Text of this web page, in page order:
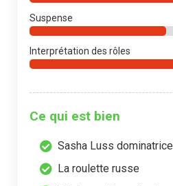
Suspense
Interprétation des rôles
Ce qui est bien
Sasha Luss dominatrice
La roulette russe